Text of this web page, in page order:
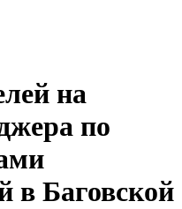
на
по
в Баговской